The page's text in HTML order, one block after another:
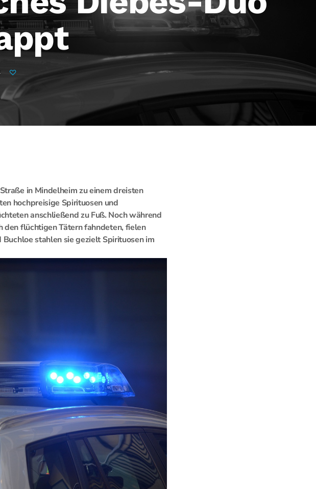
in Mindelheim zu einem dreisten
hochpreisige Spirituosen und
anschließend zu Fuß. Noch während
den flüchtigen Tätern fahndeten, fielen
stahlen sie gezielt Spirituosen im